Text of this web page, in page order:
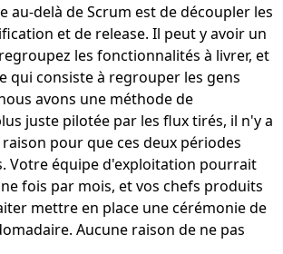
au-delà de Scrum est de découpler les
et de release. Il peut y avoir un
les fonctionnalités à livrer, et
qui consiste à regrouper les gens
avons une méthode de
juste pilotée par les flux tirés, il n'y a
pour que ces deux périodes
Votre équipe d'exploitation pourrait
fois par mois, et vos chefs produits
mettre en place une cérémonie de
Aucune raison de ne pas